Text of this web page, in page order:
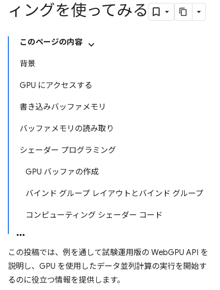
ィングを使ってみる
このページの内容
背景
GPU にアクセスする
書き込みバッファメモリ
バッファメモリの読み取り
シェーダー プログラミング
GPU バッファの作成
バインド グループ レイアウトとバインド グループ
コンピューティング シェーダー コード
この投稿では、例を通して試験運用版の WebGPU API を
説明し、GPU を使用したデータ並列計算の実行を開始す
るのに役立つ情報を提供します。